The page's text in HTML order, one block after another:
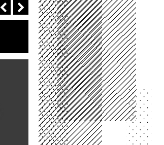
‹ AnteriorSiguiente ›